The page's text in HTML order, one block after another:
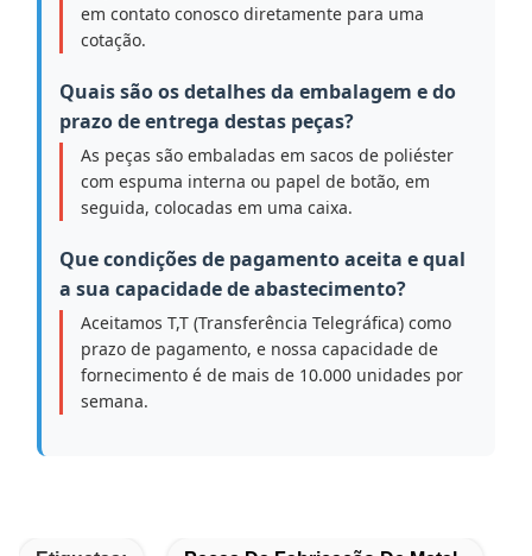
em contato conosco diretamente para uma
cotação.
Quais são os detalhes da embalagem e do
prazo de entrega destas peças?
As peças são embaladas em sacos de poliéster
com espuma interna ou papel de botão, em
seguida, colocadas em uma caixa.
Que condições de pagamento aceita e qual
a sua capacidade de abastecimento?
Aceitamos T,T (Transferência Telegráfica) como
prazo de pagamento, e nossa capacidade de
fornecimento é de mais de 10.000 unidades por
semana.